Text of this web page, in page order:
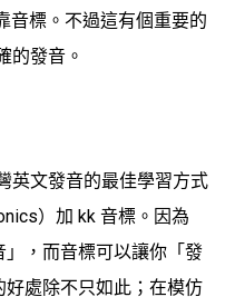
音標。不過這有個重要的
的發音。
英文發音的最佳學習方式
）加 kk 音標。 因為
，而音標可以讓你「發
好處除不只如此；在模仿